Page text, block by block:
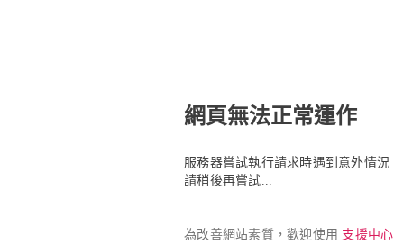
網頁無法正常運作
服務器嘗試執行請求時遇到意外情況
請稍後再嘗試...
為改善網站素質，歡迎使用 支援中心